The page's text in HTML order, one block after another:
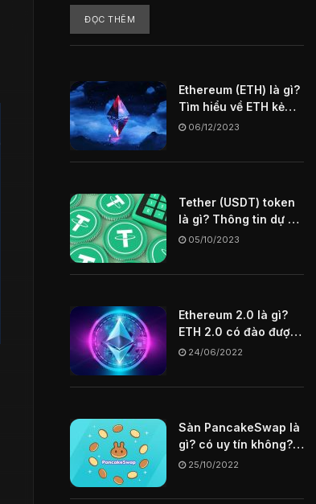
ĐỌC THÊM
Ethereum (ETH) là gì?
Tìm hiểu về ETH kẻ
thách thức vĩ đại
06/12/2023
Tether (USDT) token
là gì? Thông tin dự án
USDT coin
05/10/2023
Ethereum 2.0 là gì?
ETH 2.0 có đào được
không? Tìm hiểu chi
24/06/2022
Sàn PancakeSwap là
gì? có uy tín không?
Hướng dẫn cách mua
25/10/2022